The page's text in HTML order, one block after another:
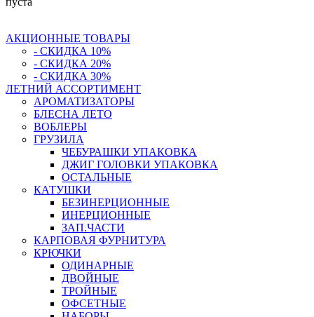
АКЦИОННЫЕ ТОВАРЫ
- СКИДКА 10%
- СКИДКА 20%
- СКИДКА 30%
ЛЕТНИЙ АССОРТИМЕНТ
АРОМАТИЗАТОРЫ
БЛЕСНА ЛЕТО
ВОБЛЕРЫ
ГРУЗИЛА
ЧЕБУРАШКИ УПАКОВКА
ДЖИГ ГОЛОВКИ УПАКОВКА
ОСТАЛЬНЫЕ
КАТУШКИ
БЕЗИНЕРЦИОННЫЕ
ИНЕРЦИОННЫЕ
ЗАП.ЧАСТИ
КАРПОВАЯ ФУРНИТУРА
КРЮЧКИ
ОДИНАРНЫЕ
ДВОЙНЫЕ
ТРОЙНЫЕ
ОФСЕТНЫЕ